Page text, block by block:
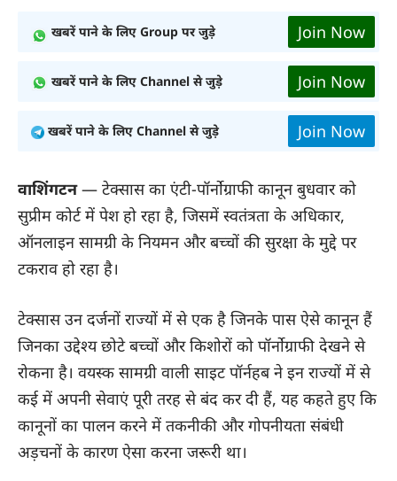
खबरें पाने के लिए Group पर जुड़े Join Now
खबरें पाने के लिए Channel से जुड़े Join Now
खबरें पाने के लिए Channel से जुड़े Join Now
वाशिंगटन— टेक्सास का एंटी-पॉर्नोग्राफी कानून बुधवार को
सुप्रीम कोर्ट में पेश हो रहा है, जिसमें स्वतंत्रता के अधिकार,
ऑनलाइन सामग्री के नियमन और बच्चों की सुरक्षा के मुद्दे पर
टकराव हो रहा है।
टेक्सास उन दर्जनों राज्यों में से एक है जिनके पास ऐसे कानून हैं
जिनका उद्देश्य छोटे बच्चों और किशोरों को पॉर्नोग्राफी देखने से
रोकना है। वयस्क सामग्री वाली साइट पॉर्नहब ने इन राज्यों में से
कई में अपनी सेवाएं पूरी तरह से बंद कर दी हैं, यह कहते हुए कि
कानूनों का पालन करने में तकनीकी और गोपनीयता संबंधी
अड़चनों के कारण ऐसा करना जरूरी था।